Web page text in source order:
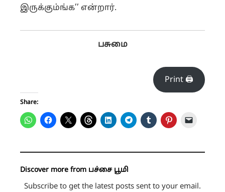
இருக்கும்ங்க’’ என்றார்.
பசுமை
Print 🖨
Share:
Discover more from பச்சை பூமி
Subscribe to get the latest posts sent to your email.